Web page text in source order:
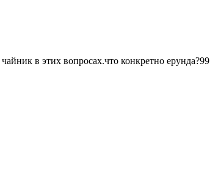
в этих вопросах.что конкретно ерунда?99